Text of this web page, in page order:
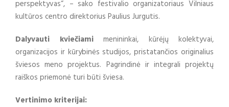
perspektyvas“, – sako festivalio organizatoriaus Vilniaus
kultūros centro direktorius Paulius Jurgutis.
Dalyvauti kviečiami menininkai, kūrėjų kolektyvai,
organizacijos ir kūrybinės studijos, pristatančios originalius
šviesos meno projektus. Pagrindinė ir integrali projektų
raiškos priemonė turi būti šviesa.
Vertinimo kriterijai: